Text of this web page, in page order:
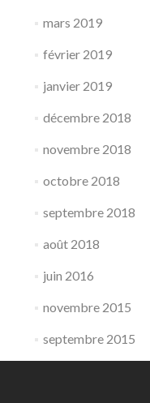
mars 2019
février 2019
janvier 2019
décembre 2018
novembre 2018
octobre 2018
septembre 2018
août 2018
juin 2016
novembre 2015
septembre 2015